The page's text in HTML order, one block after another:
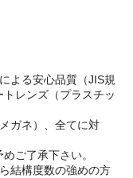
よる安心品質（JIS規
レンズ（プラスチッ
ガネ）、全てに対
ご了承下さい。
結構度数の強めの方